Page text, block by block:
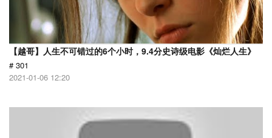
【越哥】人生不可错过的6个小时，9.4分史诗级电影《灿烂人生》
# 301
2021-01-06 12:20